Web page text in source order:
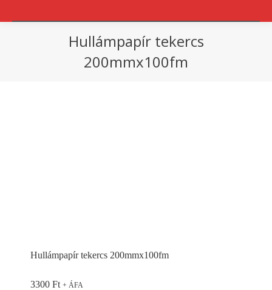
Hullámpapír tekercs
200mmx100fm
Hullámpapír tekercs 200mmx100fm
3300 Ft + ÁFA